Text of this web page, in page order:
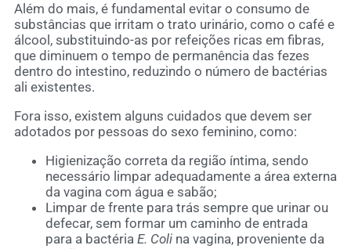
Além do mais, é fundamental evitar o consumo de
substâncias que irritam o trato urinário, como o café e
álcool, substituindo-as por refeições ricas em fibras,
que diminuem o tempo de permanência das fezes
dentro do intestino, reduzindo o número de bactérias
ali existentes.
Fora isso, existem alguns cuidados que devem ser
adotados por pessoas do sexo feminino, como:
Higienização correta da região íntima, sendo
necessário limpar adequadamente a área externa
da vagina com água e sabão;
Limpar de frente para trás sempre que urinar ou
defecar, sem formar um caminho de entrada
para a bactéria E. Coli na vagina, proveniente da